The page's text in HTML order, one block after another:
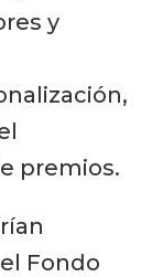
y
premios.
Fondo